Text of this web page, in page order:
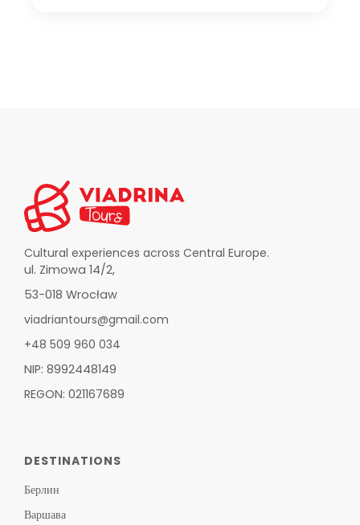
Cultural experiences across Central Europe.
ul. Zimowa 14/2,
53-018 Wrocław
viadriantours@gmail.com
+48 509 960 034
NIP: 8992448149
REGON: 021167689
DESTINATIONS
Берлин
Варшава